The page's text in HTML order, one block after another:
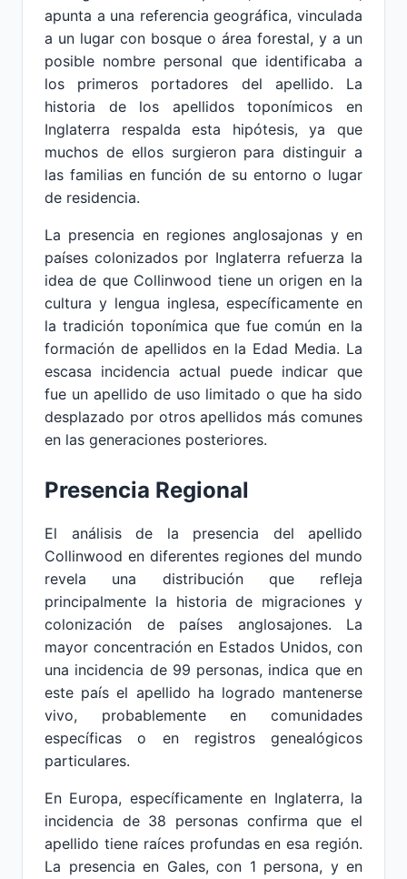
apunta a una referencia geográfica, vinculada
a un lugar con bosque o área forestal, y a un
posible nombre personal que identificaba a
los primeros portadores del apellido. La
historia de los apellidos toponímicos en
Inglaterra respalda esta hipótesis, ya que
muchos de ellos surgieron para distinguir a
las familias en función de su entorno o lugar
de residencia.
La presencia en regiones anglosajonas y en
países colonizados por Inglaterra refuerza la
idea de que Collinwood tiene un origen en la
cultura y lengua inglesa, específicamente en
la tradición toponímica que fue común en la
formación de apellidos en la Edad Media. La
escasa incidencia actual puede indicar que
fue un apellido de uso limitado o que ha sido
desplazado por otros apellidos más comunes
en las generaciones posteriores.
Presencia Regional
El análisis de la presencia del apellido
Collinwood en diferentes regiones del mundo
revela una distribución que refleja
principalmente la historia de migraciones y
colonización de países anglosajones. La
mayor concentración en Estados Unidos, con
una incidencia de 99 personas, indica que en
este país el apellido ha logrado mantenerse
vivo, probablemente en comunidades
específicas o en registros genealógicos
particulares.
En Europa, específicamente en Inglaterra, la
incidencia de 38 personas confirma que el
apellido tiene raíces profundas en esa región.
La presencia en Gales, con 1 persona, y en